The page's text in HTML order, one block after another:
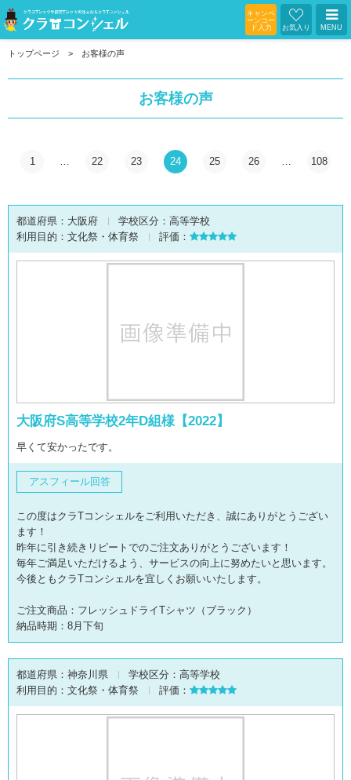
キャンペ
ーンコー
ド入力
お気入り MENU
トップページ お客様の声
お客様の声
1 … 22 23 24 25 26 … 108
都道府県： 大阪府 学校区分： 高等学校
利用目的： 文化祭・体育祭 評価：
大阪府S高等学校2年D組様【2022】
早くて安かったです。
アスフィール回答
この度はクラTコンシェルをご利用いただき、誠にありがとうござい
ます！
昨年に引き続きリピートでのご注文ありがとうございます！
毎年ご満足いただけるよう、サービスの向上に努めたいと思います。
今後ともクラTコンシェルを宜しくお願いいたします。
ご注文商品：フレッシュドライTシャツ（ブラック）
納品時期：8月下旬
都道府県： 神奈川県 学校区分： 高等学校
利用目的： 文化祭・体育祭 評価：